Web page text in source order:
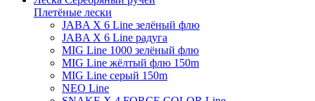
Плетёные лески
JABA X 6 Line зелёный флю
JABA X 6 Line радуга
MIG Line 1000 зелёный флю
MIG Line жёлтый флю 150m
MIG Line серый 150m
NEO Line